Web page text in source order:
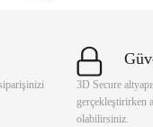
3D Secure
gerçekleştirirken
olabilirsiniz.